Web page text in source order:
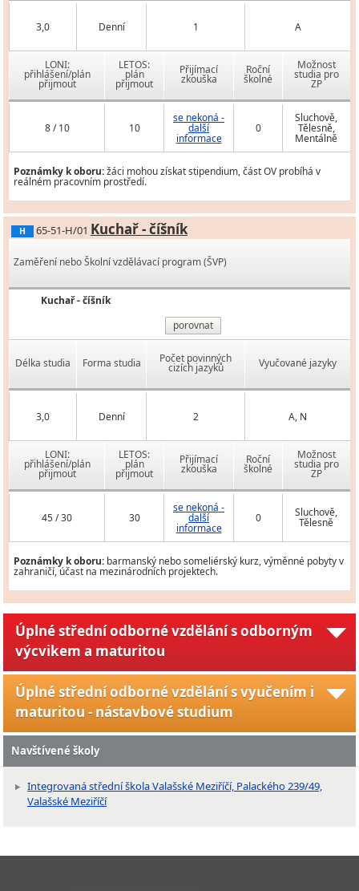
3,0 Denní 1 A
LONI:
přihlášení/plán
přijmout
LETOS:
plán
přijmout
Přijímací
zkouška
Roční
školné
Možnost
studia pro
ZP
8 / 10 10
se nekoná -
další
informace
0
Sluchově,
Tělesně,
Mentálně
Poznámky k oboru:žáci mohou získat stipendium, část OV probíhá v
reálném pracovním prostředí.
H 65-51-H/01 Kuchař - číšník
Zaměření nebo Školní vzdělávací program (ŠVP)
Kuchař - číšník
porovnat
Délka studia Forma studia Počet povinných
cizích jazyků Vyučované jazyky
3,0 Denní 2 A, N
LONI:
přihlášení/plán
přijmout
LETOS:
plán
přijmout
Přijímací
zkouška
Roční
školné
Možnost
studia pro
ZP
45 / 30 30
se nekoná -
další
informace
0 Sluchově,
Tělesně
Poznámky k oboru: barmanský nebo someliérský kurz, výměnné pobyty v
zahraničí, účast na mezinárodních projektech.
Úplné střední odborné vzdělání s odborným
výcvikem a maturitou
Úplné střední odborné vzdělání s vyučením i
maturitou - nástavbové studium
Navštívené školy
Integrovaná střední škola Valašské Meziříčí, Palackého 239/49,
Valašské Meziříčí